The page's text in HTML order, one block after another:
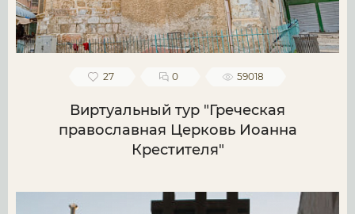
27 0 59018
Виртуальный тур "Греческая
православная Церковь Иоанна
Крестителя"